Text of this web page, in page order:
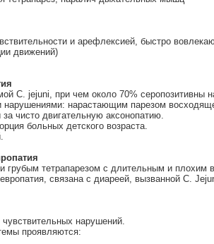
и арефлексией, быстро
движений)
C. jejuni, при чем около 70% серопозитивны
нарушениями: нарастающим парезом
чисто двигательную аксонопатию.
больных детского возраста.
тетрапарезом с длительным и плохим
связана с диареей, вызванной C.
нарушений.
проявляются: